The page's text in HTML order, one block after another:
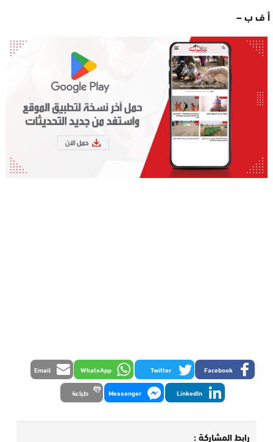
أ ف ب –
Facebook
Twitter
WhatsApp
Email
LinkedIn
Messenger طباعة
رابط المشاركة :